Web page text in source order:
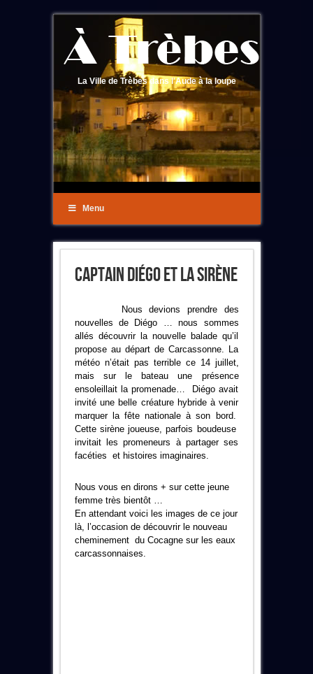
La Ville de Trèbes dans l'Aude à la loupe
Menu
Captain Diégo Et La Sirène
Nous devions prendre des
nouvelles de Diégo … nous sommes
allés découvrir la nouvelle balade qu’il
propose au départ de Carcassonne. La
météo n’était pas terrible ce 14 juillet,
mais sur le bateau une présence
ensoleillait la promenade… Diégo avait
invité une belle créature hybride à venir
marquer la fête nationale à son bord.
Cette sirène joueuse, parfois boudeuse
invitait les promeneurs à partager ses
facéties et histoires imaginaires.
Nous vous en dirons + sur cette jeune
femme très bientôt …
En attendant voici les images de ce jour
là, l’occasion de découvrir le nouveau
cheminement du Cocagne sur les eaux
carcassonnaises.